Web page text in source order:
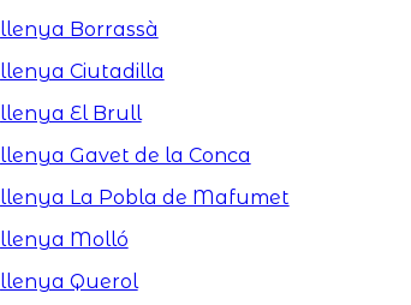
llenya Borrassà
llenya Ciutadilla
llenya El Brull
llenya Gavet de la Conca
llenya La Pobla de Mafumet
llenya Molló
llenya Querol